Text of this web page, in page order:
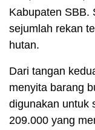
Kabupaten SBB.
sejumlah rekan
hutan.
Dari tangan
menyita barang
digunakan untuk
209.000 yang